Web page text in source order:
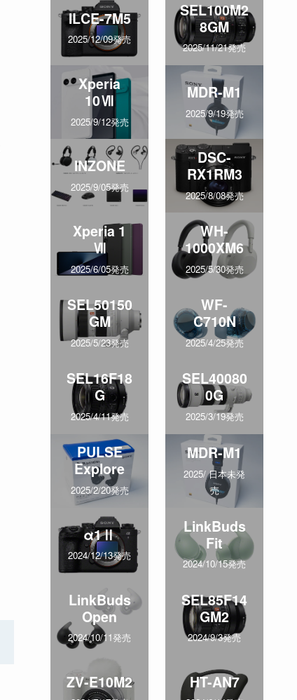
ILCE-7M5
2025/12/09発売
SEL100M2
8GM
2025/11/21発売
Xperia
10Ⅶ
2025/9/12発売
MDR-M1
2025/9/19発売
INZONE
2025/9/05発売
DSC-
RX1RM3
2025/8/08発売
Xperia 1
Ⅶ
2025/6/05発売
WH-
1000XM6
2025/5/30発売
SEL50150
GM
2025/5/23発売
WF-
C710N
2025/4/25発売
SEL16F18
G
2025/4/11発売
SEL40080
0G
2025/3/19発売
PULSE
Explore
2025/2/20発売
MDR-M1
2025/ 日本未発
売
α1Ⅱ
2024/12/13発売
LinkBuds
Fit
2024/10/15発売
LinkBuds
Open
2024/10/11発売
SEL85F14
GM2
2024/9/3発売
ZV-E10M2 HT-AN7